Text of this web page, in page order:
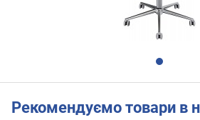
Рекомендуємо товари в